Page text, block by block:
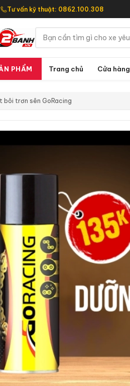
Tư vấn kỹ thuật: 0862.100.308
PHẨM Trang chủ Cửa hàng
bôi trơn sên GoRacing